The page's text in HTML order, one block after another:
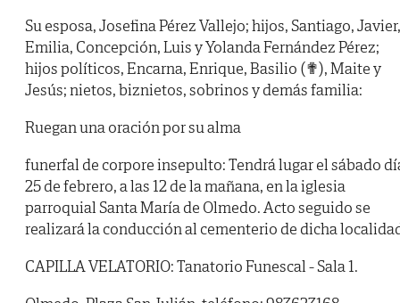
Su esposa, Josefina Pérez Vallejo; hijos, Santiago, Javier,
Emilia, Concepción, Luis y Yolanda Fernández Pérez;
hijos políticos, Encarna, Enrique, Basilio (✟), Maite y
Jesús; nietos, biznietos, sobrinos y demás familia:
Ruegan una oración por su alma
funerfal de corpore insepulto: Tendrá lugar el sábado
25 de febrero, a las 12 de la mañana, en la iglesia
parroquial Santa María de Olmedo. Acto seguido se
realizará la conducción al cementerio de dicha
CAPILLA VELATORIO: Tanatorio Funescal - Sala 1.